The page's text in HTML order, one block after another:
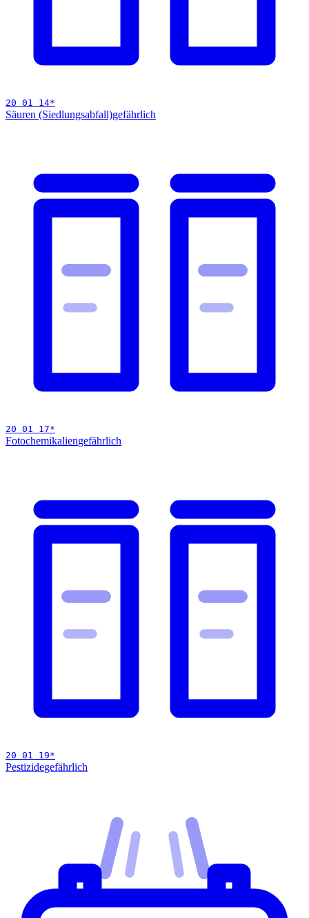
20 01 14*
Säuren (Siedlungsabfall)gefährlich
20 01 17*
Fotochemikaliengefährlich
20 01 19*
Pestizidegefährlich